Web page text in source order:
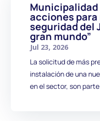
acciones para
seguridad del
gran mundo”
Jul 23, 2026
La solicitud de más
instalación de una
en el sector, son